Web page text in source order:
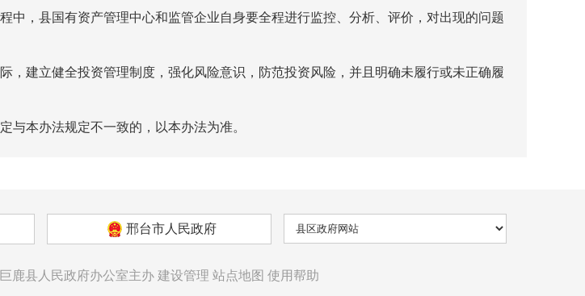
中，县国有资产管理中心和监管企业自身要全程进行监控、分析、评价，对出现的问题
，建立健全投资管理制度，强化风险意识，防范投资风险，并且明确未履行或未正确履
与本办法规定不一致的，以本办法为准。
邢台市人民政府
巨鹿县人民政府办公室主办 建设管理 站点地图 使用帮助